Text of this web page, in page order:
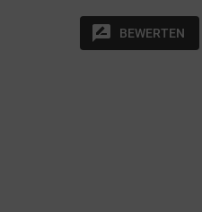
rate_review BEWERTEN